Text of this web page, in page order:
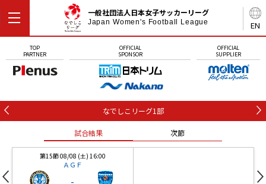
EN
一般社団法人日本女子サッカーリーグ
Japan Women's Football League
TOP
PARTNER
OFFICIAL
SPONSOR
OFFICIAL
SUPPLIER
なでしこリーグ1部
試合結果 次節
第15節 08/08 (土) 16:00
ＡＧＦ
-